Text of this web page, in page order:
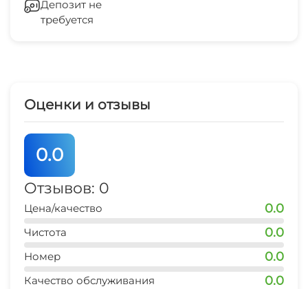
Место для пикника
Оборудование для встреч и
Кондиционер
Лифт
Отопление
Гладильные принадлежности
Зеленый двор
Депозит не
требуется
Оценки и отзывы
0.0
Отзывов: 0
Цена/качество 0.0
Чистота 0.0
Номер 0.0
Качество обслуживания 0.0